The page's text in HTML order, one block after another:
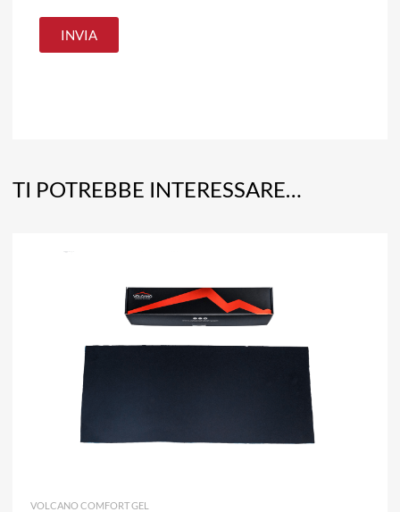
TI POTREBBE INTERESSARE…
VOLCANO COMFORT GEL